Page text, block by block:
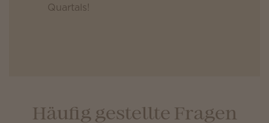
Quartals!
Häufig gestellte Fragen